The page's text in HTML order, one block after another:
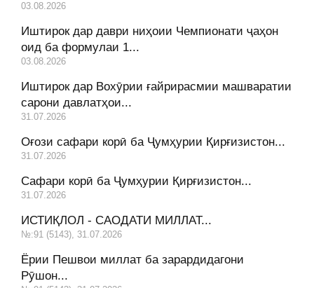
03.08.2026
Иштирок дар даври ниҳоии Чемпионати ҷаҳон
оид ба формулаи 1...
03.08.2026
Иштирок дар Вохӯрии ғайрирасмии машваратии
сарони давлатҳои...
31.07.2026
Оғози сафари корӣ ба Ҷумҳурии Қирғизистон...
31.07.2026
Сафари корӣ ба Ҷумҳурии Қирғизистон...
31.07.2026
ИСТИҚЛОЛ - САОДАТИ МИЛЛАТ...
№:91 (5143), 31.07.2026
Ёрии Пешвои миллат ба зарардидагони
Рӯшон...